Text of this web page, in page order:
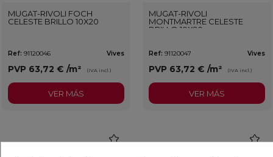
MUGAT-RIVOLI FOCH
CELESTE BRILLO 10X20
Ref: 91120046 Vives
PVP 63,72 € /m² (IVA incl.)
VER MÁS
MUGAT-RIVOLI
MONTMARTRE CELESTE
BRILLO 10X20
Ref: 91120047 Vives
PVP 63,72 € /m² (IVA incl.)
VER MÁS